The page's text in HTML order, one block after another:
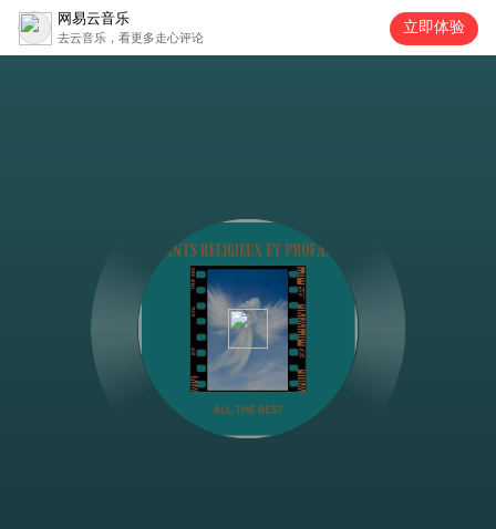
网易云音乐
去云音乐，看更多走心评论
立即体验